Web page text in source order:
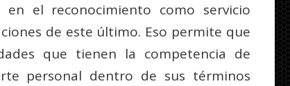
el reconocimiento como servicio
de este último. Eso permite que
que tienen la competencia de
personal dentro de sus términos